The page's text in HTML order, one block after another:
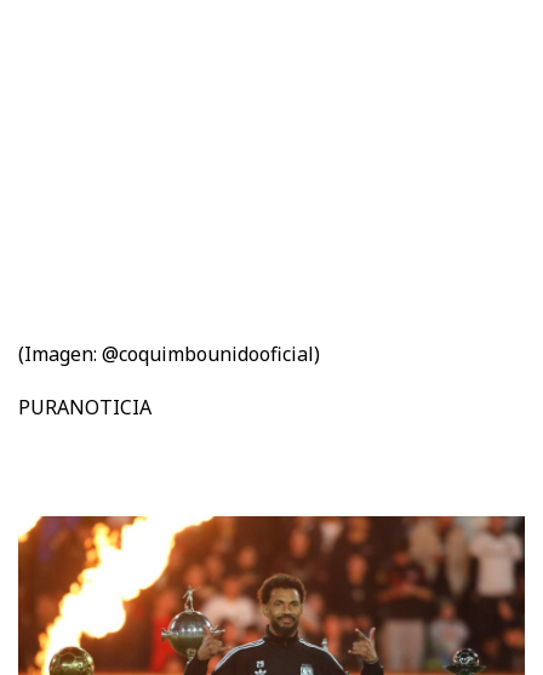
(Imagen: @coquimbounidooficial)
PURANOTICIA